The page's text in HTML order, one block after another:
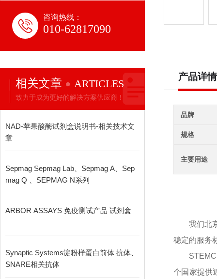
咨询热线：
010-62817090
相关文章 ARTICLES
致力于成为更好的解决方案供应商！
NAD-苹果酸酶试剂盒说明书-相关技术文
章
Sepmag Sepmag Lab、Sepmag A、Sep
mag Q 、SEPMAG N系列
ARBOR ASSAYS 免疫测试产品 试剂盒
Synaptic Systems淀粉样蛋白前体 抗体、
SNARE相关抗体
产品详情
品牌
规格
主要用途
我们北
稳定的服务
个国家提供